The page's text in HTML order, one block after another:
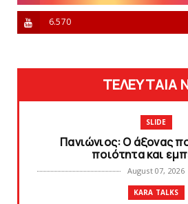
6.570
ΤΕΛΕΥΤΑΙΑ
SLIDE
Πανιώνιος: O άξονας
ποιότητα και
August 07, 2026
KARA TALKS